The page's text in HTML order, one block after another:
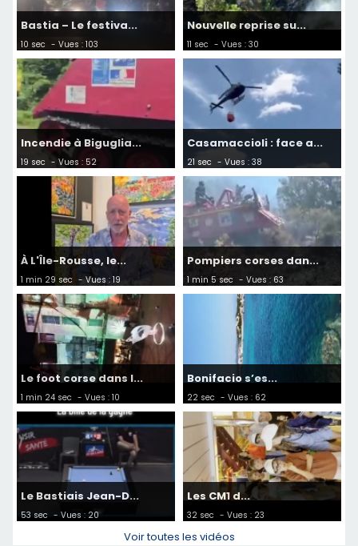
Bastia – Le festiva...
10 sec - Vues : 103
Nouvelle reprise su...
11 sec - Vues : 30
Incendie à Biguglia...
19 sec - Vues : 52
Casamaccioli : face a...
21 sec - Vues : 38
À L'Île-Rousse, le...
1 min 29 sec - Vues : 19
Pompiers corses dan...
1 min 5 sec - Vues : 63
Le foot corse dans l...
1 min 24 sec - Vues : 10
Bonifacio s’es...
22 sec - Vues : 62
Le Bastiais Jean-D...
53 sec - Vues : 20
Les CM1 d...
32 sec - Vues : 23
Voir toutes les vidéos